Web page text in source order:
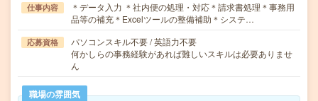
仕事内容
＊データ入力 ＊社内便の処理・対応＊請求書処理＊事務用
品等の補充＊Excelツールの整備補助＊システ…
応募資格
パソコンスキル不要 / 英語力不要
何かしらの事務経験があれば難しいスキルは必要ありませ
ん
職場の雰囲気